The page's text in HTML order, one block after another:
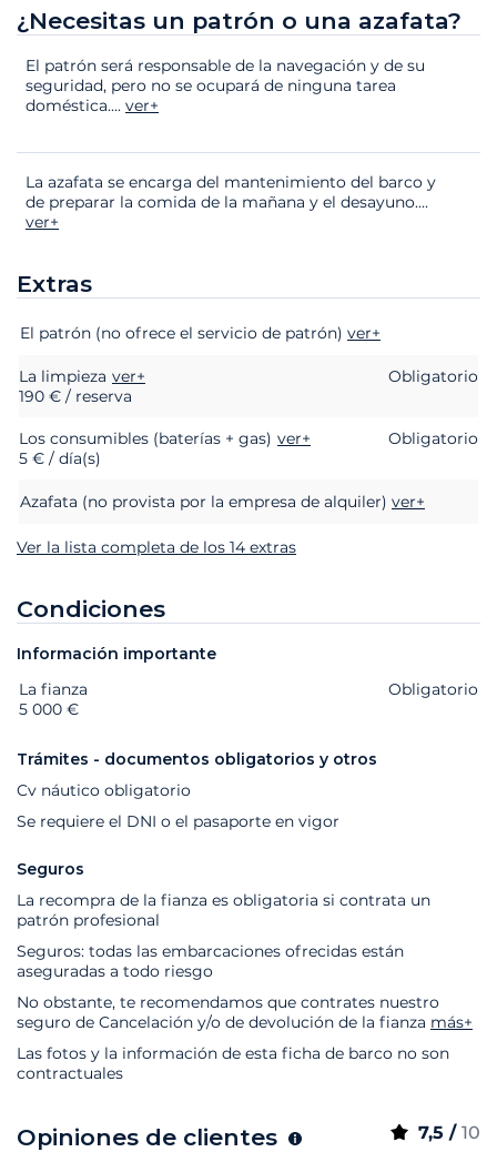
¿Necesitas un patrón o una azafata?
El patrón será responsable de la navegación y de su
seguridad, pero no se ocupará de ninguna tarea
doméstica.... ver+
La azafata se encarga del mantenimiento del barco y
de preparar la comida de la mañana y el desayuno....
ver+
Extras
Extras Estado Precio
El patrón (no ofrece el servicio de patrón) ver+
La limpieza ver+
Obligatorio
190 € / reserva
Los consumibles (baterías + gas) ver+
Obligatorio
5 € / día(s)
Azafata (no provista por la empresa de alquiler) ver+
Ver la lista completa de los 14 extras
Condiciones
Información importante
Extras Estado
La fianza
Obligatorio
5 000 €
Trámites - documentos obligatorios y otros
Cv náutico obligatorio
Se requiere el DNI o el pasaporte en vigor
Seguros
La recompra de la fianza es obligatoria si contrata un
patrón profesional
Seguros: todas las embarcaciones ofrecidas están
aseguradas a todo riesgo
No obstante, te recomendamos que contrates nuestro
seguro de Cancelación y/o de devolución de la fianza más+
Las fotos y la información de esta ficha de barco no son
contractuales
Opiniones de clientes 7,5 / 10